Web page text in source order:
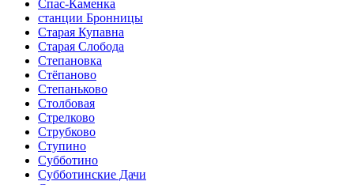
Спас-Каменка
станции Бронницы
Старая Купавна
Старая Слобода
Степановка
Стёпаново
Степаньково
Столбовая
Стрелково
Струбково
Ступино
Субботино
Субботинские Дачи